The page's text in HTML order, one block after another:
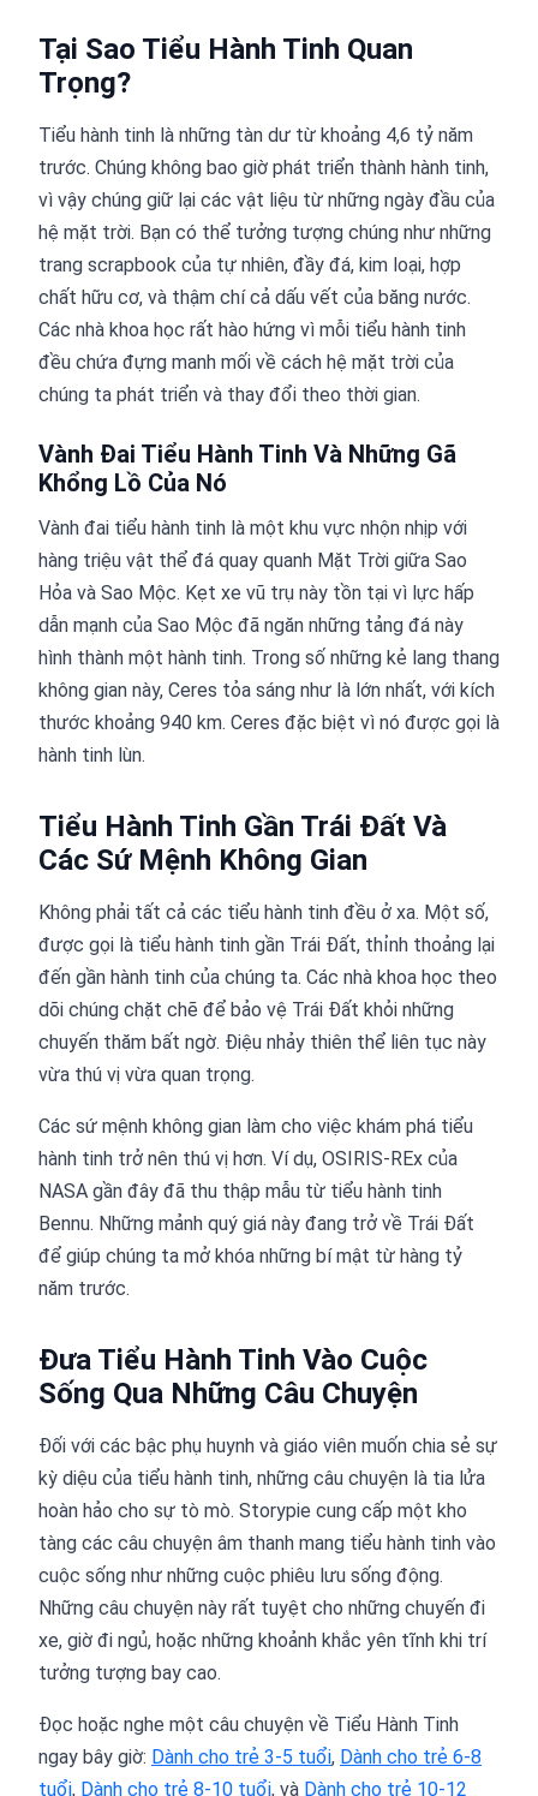
Tại Sao Tiểu Hành Tinh Quan
Trọng?
Tiểu hành tinh là những tàn dư từ khoảng 4,6 tỷ năm
trước. Chúng không bao giờ phát triển thành hành tinh,
vì vậy chúng giữ lại các vật liệu từ những ngày đầu của
hệ mặt trời. Bạn có thể tưởng tượng chúng như những
trang scrapbook của tự nhiên, đầy đá, kim loại, hợp
chất hữu cơ, và thậm chí cả dấu vết của băng nước.
Các nhà khoa học rất hào hứng vì mỗi tiểu hành tinh
đều chứa đựng manh mối về cách hệ mặt trời của
chúng ta phát triển và thay đổi theo thời gian.
Vành Đai Tiểu Hành Tinh Và Những Gã
Khổng Lồ Của Nó
Vành đai tiểu hành tinh là một khu vực nhộn nhịp với
hàng triệu vật thể đá quay quanh Mặt Trời giữa Sao
Hỏa và Sao Mộc. Kẹt xe vũ trụ này tồn tại vì lực hấp
dẫn mạnh của Sao Mộc đã ngăn những tảng đá này
hình thành một hành tinh. Trong số những kẻ lang thang
không gian này, Ceres tỏa sáng như là lớn nhất, với kích
thước khoảng 940 km. Ceres đặc biệt vì nó được gọi là
hành tinh lùn.
Tiểu Hành Tinh Gần Trái Đất Và
Các Sứ Mệnh Không Gian
Không phải tất cả các tiểu hành tinh đều ở xa. Một số,
được gọi là tiểu hành tinh gần Trái Đất, thỉnh thoảng lại
đến gần hành tinh của chúng ta. Các nhà khoa học theo
dõi chúng chặt chẽ để bảo vệ Trái Đất khỏi những
chuyến thăm bất ngờ. Điệu nhảy thiên thể liên tục này
vừa thú vị vừa quan trọng.
Các sứ mệnh không gian làm cho việc khám phá tiểu
hành tinh trở nên thú vị hơn. Ví dụ, OSIRIS-REx của
NASA gần đây đã thu thập mẫu từ tiểu hành tinh
Bennu. Những mảnh quý giá này đang trở về Trái Đất
để giúp chúng ta mở khóa những bí mật từ hàng tỷ
năm trước.
Đưa Tiểu Hành Tinh Vào Cuộc
Sống Qua Những Câu Chuyện
Đối với các bậc phụ huynh và giáo viên muốn chia sẻ sự
kỳ diệu của tiểu hành tinh, những câu chuyện là tia lửa
hoàn hảo cho sự tò mò. Storypie cung cấp một kho
tàng các câu chuyện âm thanh mang tiểu hành tinh vào
cuộc sống như những cuộc phiêu lưu sống động.
Những câu chuyện này rất tuyệt cho những chuyến đi
xe, giờ đi ngủ, hoặc những khoảnh khắc yên tĩnh khi trí
tưởng tượng bay cao.
Đọc hoặc nghe một câu chuyện về Tiểu Hành Tinh
ngay bây giờ: Dành cho trẻ 3-5 tuổi, Dành cho trẻ 6-8
tuổi, Dành cho trẻ 8-10 tuổi, và Dành cho trẻ 10-12